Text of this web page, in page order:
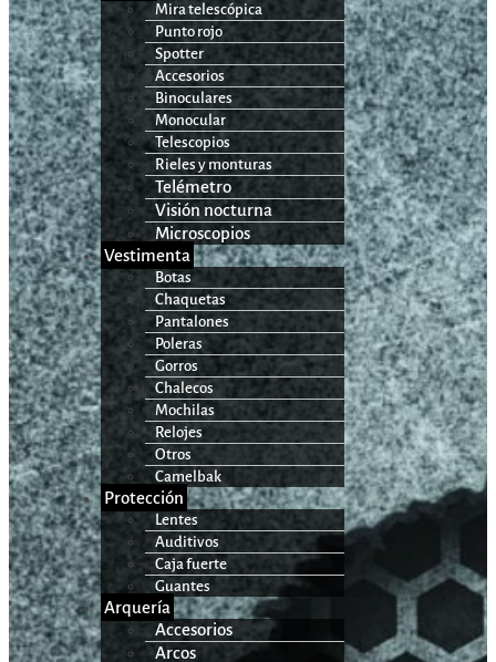
Mira telescópica
Punto rojo
Spotter
Accesorios
Binoculares
Monocular
Telescopios
Rieles y monturas
Telémetro
Visión nocturna
Microscopios
Vestimenta
Botas
Chaquetas
Pantalones
Poleras
Gorros
Chalecos
Mochilas
Relojes
Otros
Camelbak
Protección
Lentes
Auditivos
Caja fuerte
Guantes
Arquería
Accesorios
Arcos